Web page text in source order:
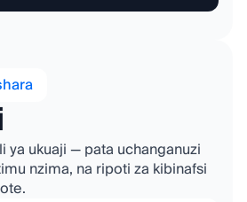
ya ukuaji — pata uchanganuzi
nzima, na ripoti za kibinafsi